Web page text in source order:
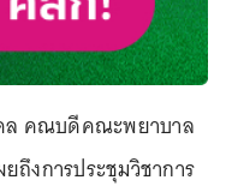
ล คณบดีคณะพยาบาล
ถึงการประชุมวิชาการ